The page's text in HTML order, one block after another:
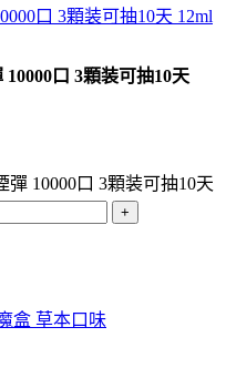
口 3顆装可抽10天 12ml
10000口 3顆装可抽10天
彈 10000口 3顆装可抽10天
盒 草本口味